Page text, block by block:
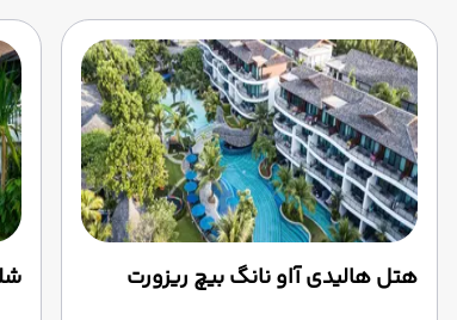
هتل هالیدی آاو نانگ بیچ ریزورت